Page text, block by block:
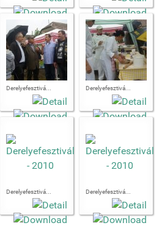
Derelyefesztivá... Derelyefesztivá...
Derelyefesztivá... Derelyefesztivá...